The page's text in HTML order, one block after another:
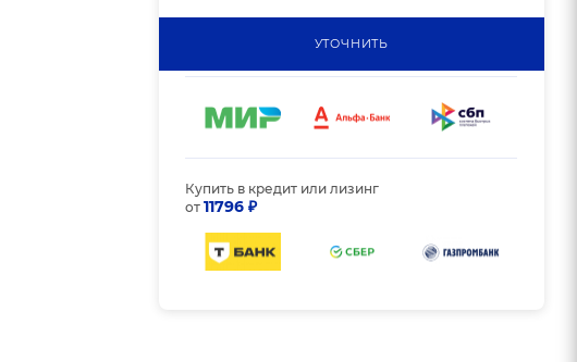
УТОЧНИТЬ
Купить в кредит или лизинг
от11796 ₽